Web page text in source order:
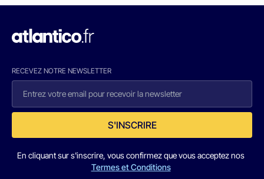
RECEVEZ NOTRE NEWSLETTER
S'INSCRIRE
En cliquant sur s'inscrire, vous confirmez que vous acceptez nos
Termes et Conditions